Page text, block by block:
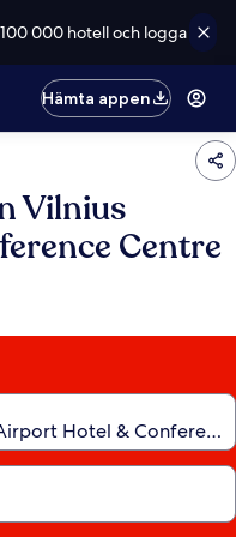
000 hotell och logga
Hämta appen
Vilnius
Centre